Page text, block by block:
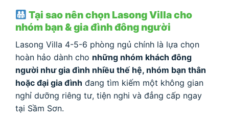
Tại sao nên chọn Lasong Villa cho
nhóm bạn & gia đình đông người
Lasong Villa 4-5-6 phòng ngủ chính là lựa chọn
hoàn hảo dành cho những nhóm khách đông
người như gia đình nhiều thế hệ, nhóm bạn thân
hoặc đại gia đình đang tìm kiếm một không gian
nghỉ dưỡng riêng tư, tiện nghi và đẳng cấp ngay
tại Sầm Sơn.